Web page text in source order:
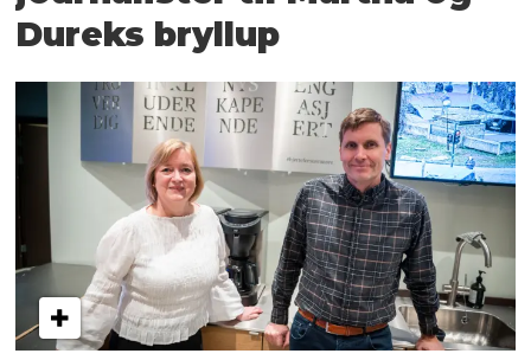
Dureks bryllup